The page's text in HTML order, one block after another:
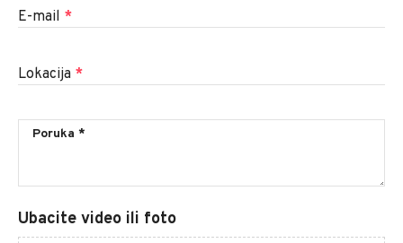
E-mail *
Lokacija *
Ubacite video ili foto